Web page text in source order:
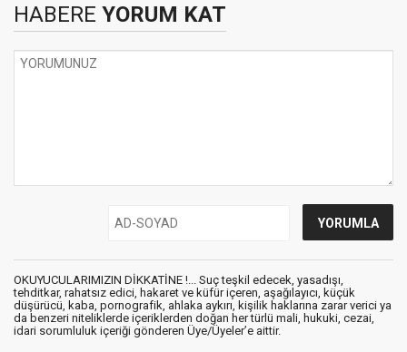
HABERE YORUM KAT
OKUYUCULARIMIZIN DİKKATİNE !... Suç teşkil edecek, yasadışı,
tehditkar, rahatsız edici, hakaret ve küfür içeren, aşağılayıcı, küçük
düşürücü, kaba, pornografik, ahlaka aykırı, kişilik haklarına zarar verici ya
da benzeri niteliklerde içeriklerden doğan her türlü mali, hukuki, cezai,
idari sorumluluk içeriği gönderen Üye/Üyeler’e aittir.